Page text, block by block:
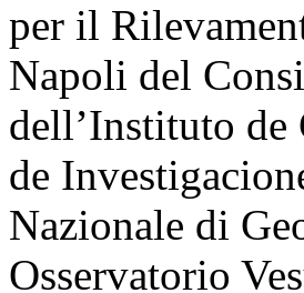
per il
Napoli del
dell’Instituto de
de
Nazionale di
Osservatorio